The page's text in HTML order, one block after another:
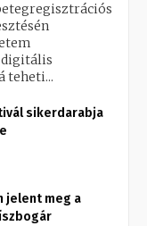
digitális
teheti...
sikerdarabja
jelent meg a